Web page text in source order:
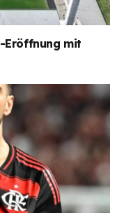
Eröffnung mit